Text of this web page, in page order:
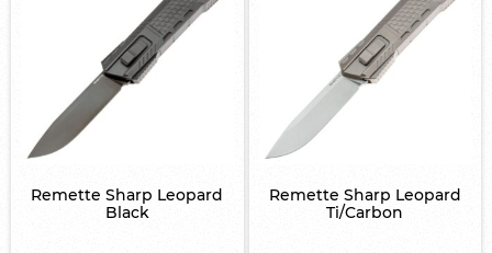
Remette Sharp Leopard
Black
Remette Sharp Leopard
Ti/Carbon